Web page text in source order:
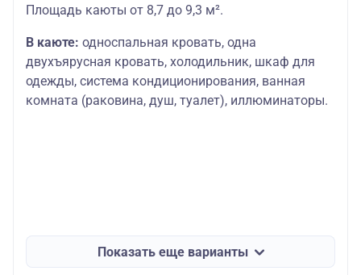
Площадь каюты от 8,7 до 9,3 м².
В каюте: односпальная кровать, одна
двухъярусная кровать, холодильник, шкаф для
одежды, система кондиционирования, ванная
комната (раковина, душ, туалет), иллюминаторы.
Показать еще варианты